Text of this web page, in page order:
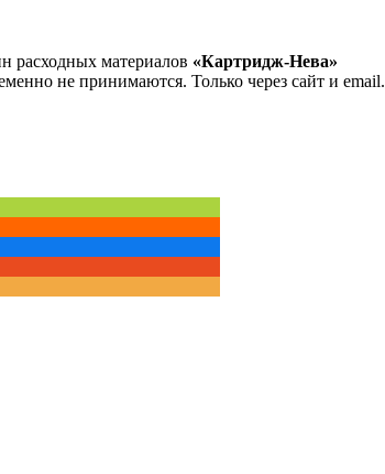
расходных материалов «Картридж-Нева»
не принимаются. Только через сайт и email.